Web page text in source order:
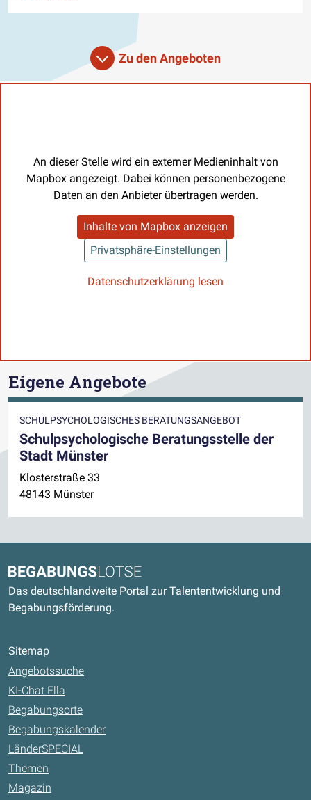
Zu den Angeboten
An dieser Stelle wird ein externer Medieninhalt von
Mapbox angezeigt. Dabei können personenbezogene
Daten an den Anbieter übertragen werden.
Inhalte von Mapbox anzeigen
Privatsphäre-Einstellungen
Datenschutzerklärung lesen
Eigene Angebote
SCHULPSYCHOLOGISCHES BERATUNGSANGEBOT
Schulpsychologische Beratungsstelle der
Stadt Münster
Klosterstraße 33
48143 Münster
Begabungslotse
Das deutschlandweite Portal zur Talententwicklung und
Begabungsförderung.
Sitemap
Angebotssuche
KI-Chat Ella
Begabungsorte
Begabungskalender
LänderSPECIAL
Themen
Magazin